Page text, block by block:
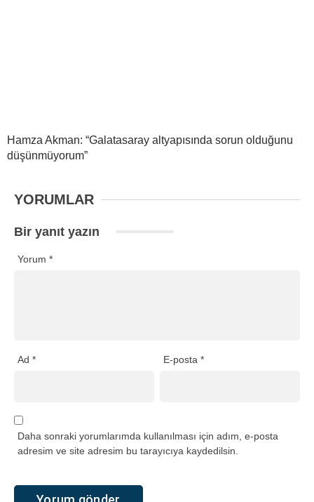
Hamza Akman: “Galatasaray altyapısında sorun olduğunu
düşünmüyorum”
YORUMLAR
Bir yanıt yazın
Yorum *
Ad * E-posta*
Daha sonraki yorumlarımda kullanılması için adım, e-posta
adresim ve site adresim bu tarayıcıya kaydedilsin.